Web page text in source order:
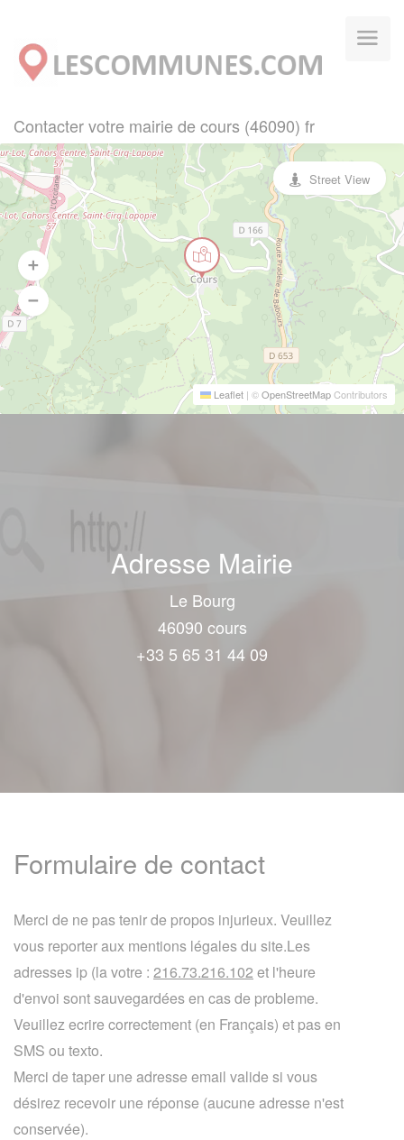
Contacter votre mairie de cours (46090) fr
Leaflet | ©OpenStreetMapContributors
Street View
Adresse Mairie
Le Bourg
46090 cours
+33 5 65 31 44 09
Formulaire de contact
Merci de ne pas tenir de propos injurieux. Veuillez
vous reporter aux mentions légales du site.Les
adresses ip (la votre : 216.73.216.102 et l'heure
d'envoi sont sauvegardées en cas de probleme.
Veuillez ecrire correctement (en Français) et pas en
SMS ou texto.
Merci de taper une adresse email valide si vous
désirez recevoir une réponse (aucune adresse n'est
conservée).